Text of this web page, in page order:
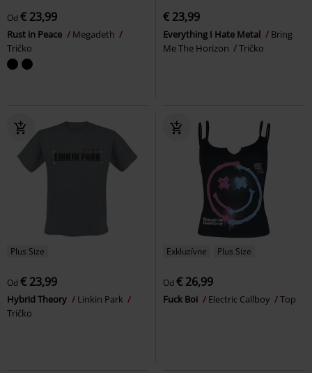
Od € 23,99
Rust in Peace
Megadeth
Tričko
€ 23,99
Everything I Hate Metal
Bring
Me The Horizon
Tričko
Plus Size
Od € 23,99
Hybrid Theory
Linkin Park
Tričko
Exkluzívne Plus Size
Od € 26,99
Fuck Boi Electric Callboy Top